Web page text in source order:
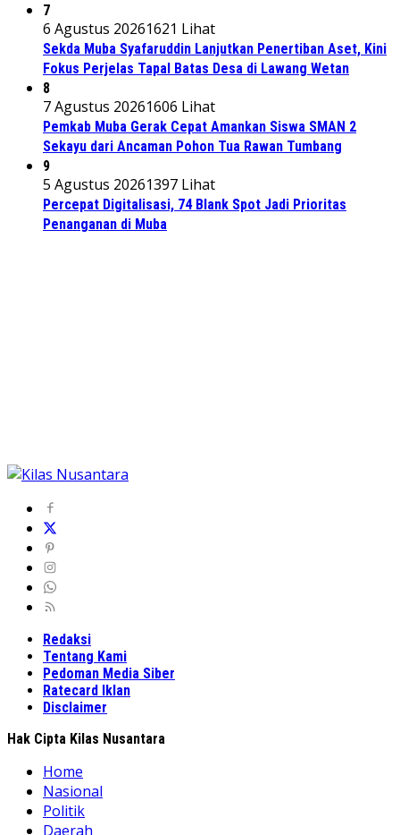
7
6 Agustus 20261621 Lihat
Sekda Muba Syafaruddin Lanjutkan Penertiban Aset, Kini
Fokus Perjelas Tapal Batas Desa di Lawang Wetan
8
7 Agustus 20261606 Lihat
Pemkab Muba Gerak Cepat Amankan Siswa SMAN 2
Sekayu dari Ancaman Pohon Tua Rawan Tumbang
9
5 Agustus 20261397 Lihat
Percepat Digitalisasi, 74 Blank Spot Jadi Prioritas
Penanganan di Muba
Redaksi
Tentang Kami
Pedoman Media Siber
Ratecard Iklan
Disclaimer
Hak Cipta Kilas Nusantara
Home
Nasional
Politik
Daerah